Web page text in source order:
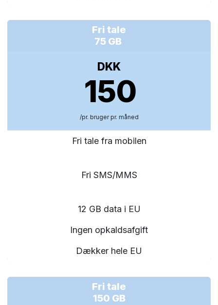
Fri tale
75 GB
DKK
150
/pr. bruger pr. måned
Fri tale fra mobilen
Fri SMS/MMS
12 GB data i EU
Ingen opkaldsafgift
Dækker hele EU
Fri tale
150 GB